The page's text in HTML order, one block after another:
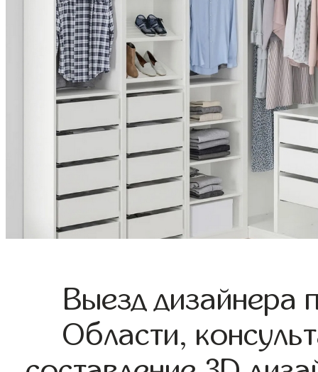
Выезд дизайнера
Области,